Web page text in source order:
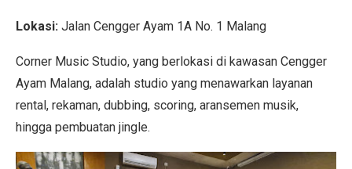
Lokasi: Jalan Cengger Ayam 1A No. 1 Malang
Corner Music Studio, yang berlokasi di kawasan Cengger
Ayam Malang, adalah studio yang menawarkan layanan
rental, rekaman, dubbing, scoring, aransemen musik,
hingga pembuatan jingle.